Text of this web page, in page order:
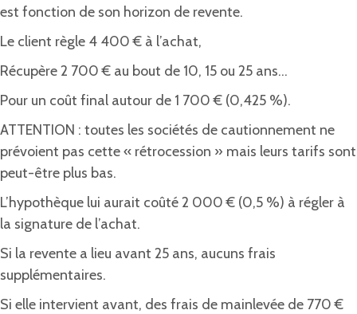
est fonction de son horizon de revente.
Le client règle 4 400 € à l’achat,
Récupère 2 700 € au bout de 10, 15 ou 25 ans…
Pour un coût final autour de 1 700 € (0,425 %).
ATTENTION : toutes les sociétés de cautionnement ne
prévoient pas cette « rétrocession » mais leurs tarifs sont
peut-être plus bas.
L’hypothèque lui aurait coûté 2 000 € (0,5 %) à régler à
la signature de l’achat.
Si la revente a lieu avant 25 ans, aucuns frais
supplémentaires.
Si elle intervient avant, des frais de mainlevée de 770 €